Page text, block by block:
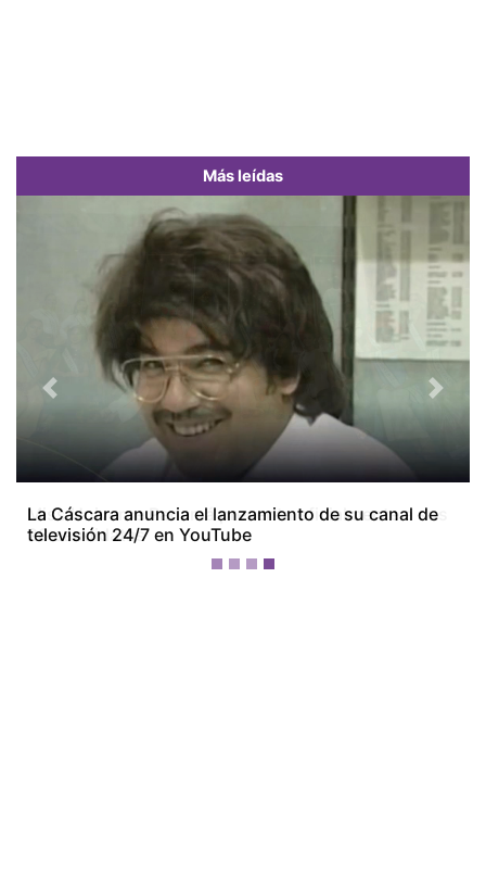
Más leídas
Miss Universe Panamá presenta oficialmente a sus
28 candidatas
Previous Next